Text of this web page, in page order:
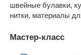
швейные булавки,
нитки, материалы
Мастер-класс